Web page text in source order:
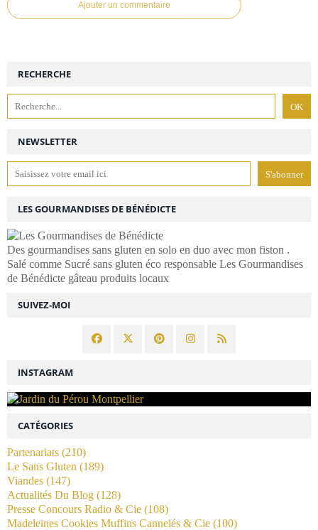
Ajouter un commentaire
NEWSLETTER
SUIVEZ-MOI
RECHERCHE
LES GOURMANDISES DE BÉNÉDICTE
Des gourmandises sans gluten en solo en duo avec mon fiston .
Salé comme Sucré sans gluten éco responsable Les Gourmandises
de Bénédicte gâteau produits locaux
INSTAGRAM
CATÉGORIES
Partenariats (210)
Le Sans Gluten (189)
Viandes (147)
Actualités Du Blog (128)
Presse Concours Radio & Cie (108)
Madeleines Cookies Muffins Cannelés & Cie (100)